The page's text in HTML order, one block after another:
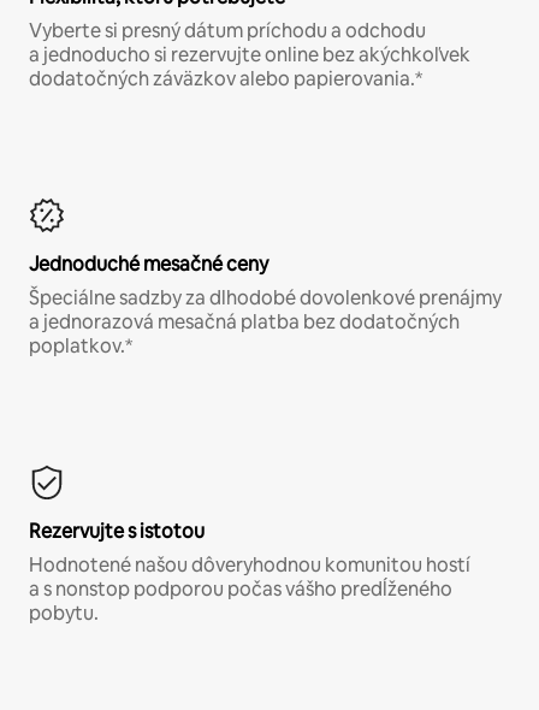
Vyberte si presný dátum príchodu a odchodu
a jednoducho si rezervujte online bez akýchkoľvek
dodatočných záväzkov alebo papierovania.*
Jednoduché mesačné ceny
Špeciálne sadzby za dlhodobé dovolenkové prenájmy
a jednorazová mesačná platba bez dodatočných
poplatkov.*
Rezervujte s istotou
Hodnotené našou dôveryhodnou komunitou hostí
a s nonstop podporou počas vášho predĺženého
pobytu.